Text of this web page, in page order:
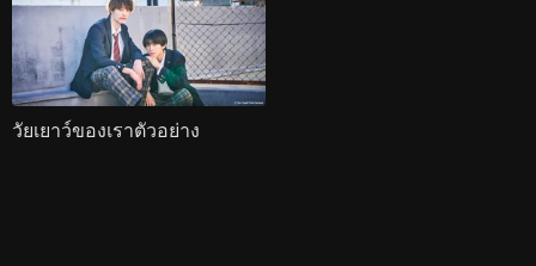
วัยเยาว์ของเราตัวอย่าง